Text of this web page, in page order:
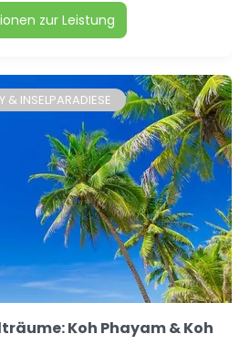
zur Leistung
& INSELPARADIESE
Koh Phayam & Koh